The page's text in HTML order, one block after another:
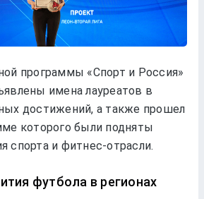
программы «Спорт и Россия»
имена лауреатов в
достижений, а также прошел
которого были подняты
спорта и фитнес-отрасли.
футбола в регионах